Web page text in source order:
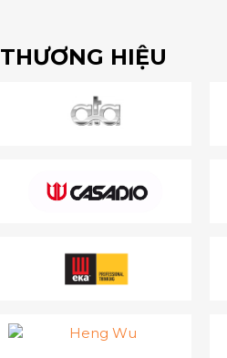
THƯƠNG HIỆU